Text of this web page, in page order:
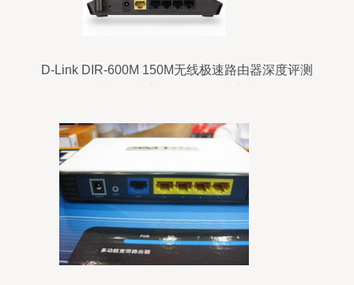
D-Link DIR-600M 150M无线极速路由器深度评测